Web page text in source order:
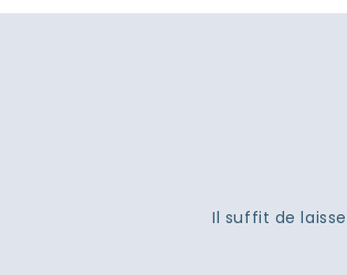
Il suffit de